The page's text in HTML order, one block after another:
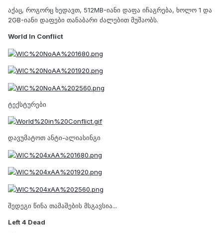
აქაც, როგორც ხედავთ, 512MB-იანი დაფა იჩაგრება, ხოლო 1 და
2GB-იანი დაფები თანაბარი ძალებით მუშაობს.
World In Conflict
ტექსტურები
დავუმატოთ ანტი-ალიასინგი
შედეგი წინა თამაშების მსგავსია...
Left 4 Dead